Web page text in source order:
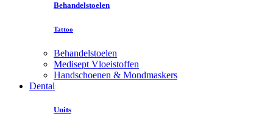
Behandelstoelen
Tattoo
Behandelstoelen
Medisept Vloeistoffen
Handschoenen & Mondmaskers
Dental
Units